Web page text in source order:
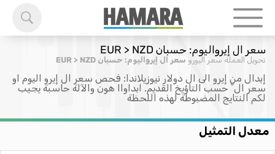
سعر ال إيرواليوم: حسبان EUR > NZD
تحويل العملة سعر اليورو سعر ال إيرواليوم: حسبان EUR > NZD
إبدال من إيرو الى ال دولار نيوزيلاندا: فحص سعر ال إيرو اليوم او
سعر ال ْ حسب التاؤيخ القديم. ابداواا هون والآلة حاسبة يجيب
لكم النتايج المضبوطة لهذه اللحظة
معدل التمثيل